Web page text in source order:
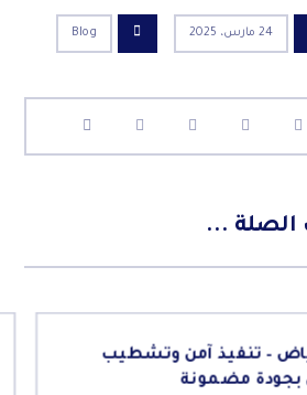
24 مارس، 2025 Blog
الصلة ...
– تنفيذ آمن وتشطيب
بجودة مضمونة